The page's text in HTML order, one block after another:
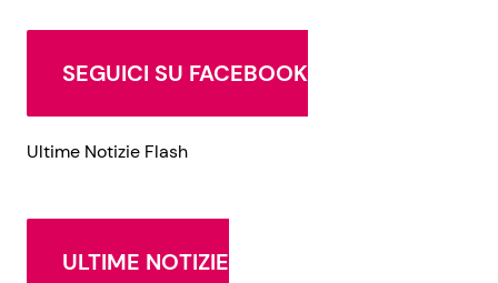
SEGUICI SU FACEBOOK
Ultime Notizie Flash
ULTIME NOTIZIE